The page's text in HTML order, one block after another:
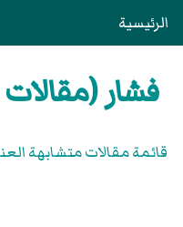
الرئيسية
فشار
قائمة مقالات متشابهة